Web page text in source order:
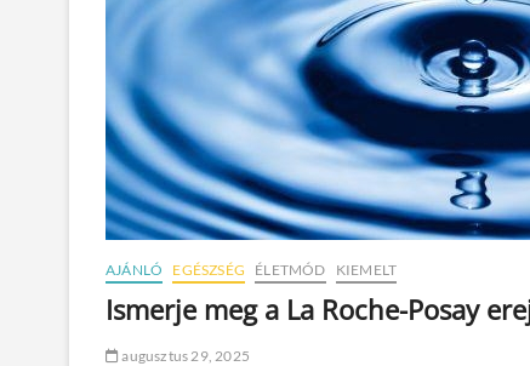
AJÁNLÓ EGÉSZSÉG ÉLETMÓD KIEMELT
Ismerje meg a La Roche-Posay
augusztus 29, 2025